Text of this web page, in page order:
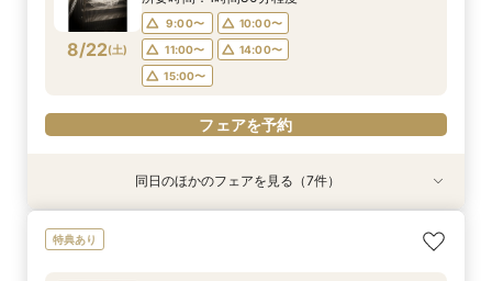
11:30〜
12:30〜
14:00〜
フェアを予約
11:00〜
14:00〜
15:00〜
フェアを予約
16:00〜
フェアを予約
17:00〜
フェアを予約
14:00〜
15:00〜
フェアを予約
15:00〜
フェアを予約
15:00〜
フェアを予約
8/22(土)
9:00〜
10:00〜
11:00〜
14:00〜
15:00〜
フェアを予約
【初めての見学の方におすすめ】マイナビ限定特
【少人数OK‼】＼先輩カップルが納得した／フォ
＼会場使用料半額プレゼント／【6名～でも憧れ
【最大90分クイック相談】初めての見学、効率
【大切なペットと叶える♪】With Petウェディン
【マイナビ限定スイーツプレゼント付き】フォト
ウェディング・フォト+会食をご検討の方必見！
同日のほかのフェアを見る（7件）
特典あり